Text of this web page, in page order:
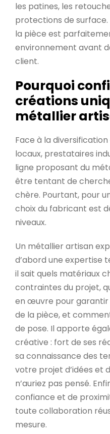
les patines, les
protections de surface.
la pièce est
environnement avant
client.
Pourquoi
créations
métallier
Face à la
locaux, prestataires
ligne proposant du
être tentant de
chère. Pourtant, pour
choix du fabricant est
niveaux.
Un métallier artisan
d’abord une expertise
il sait quels matériaux
contraintes du projet,
en œuvre pour garantir
de la pièce, et
de pose. Il apporte
créative : fort de ses
sa connaissance des
votre projet d’idées et
n’auriez pas pensé.
confiance et de
toute collaboration
mesure.